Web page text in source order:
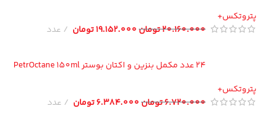
20.160.000تومان19.152.000تومان عدد
24 عدد مکمل بنزین و اکتان بوستر PetrOctane 150ml
6.720.000تومان6.384.000تومان عدد